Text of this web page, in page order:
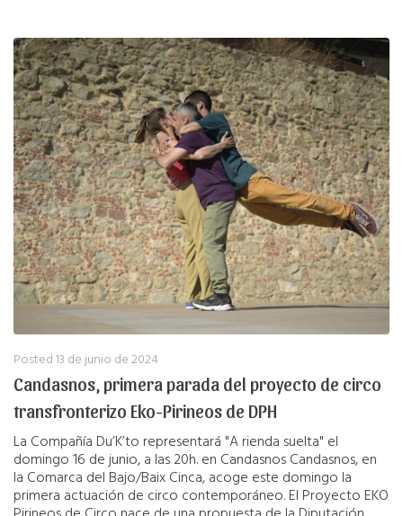
Posted13 de junio de 2024
Candasnos, primera parada del proyecto de circo
transfronterizo Eko-Pirineos de DPH
La Compañía Du’K’to representará "A rienda suelta" el
domingo 16 de junio, a las 20h. en Candasnos Candasnos, en
la Comarca del Bajo/Baix Cinca, acoge este domingo la
primera actuación de circo contemporáneo. El Proyecto EKO